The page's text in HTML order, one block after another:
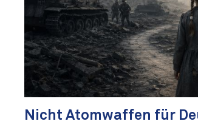
Nicht Atomwaffen für